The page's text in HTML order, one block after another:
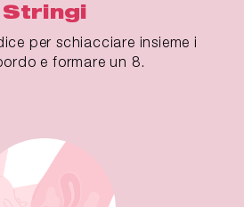
Stringi
per schiacciare insieme i
e formare un 8.